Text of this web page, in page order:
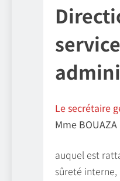
Le secrétaire
Mme
auquel est
sûreté